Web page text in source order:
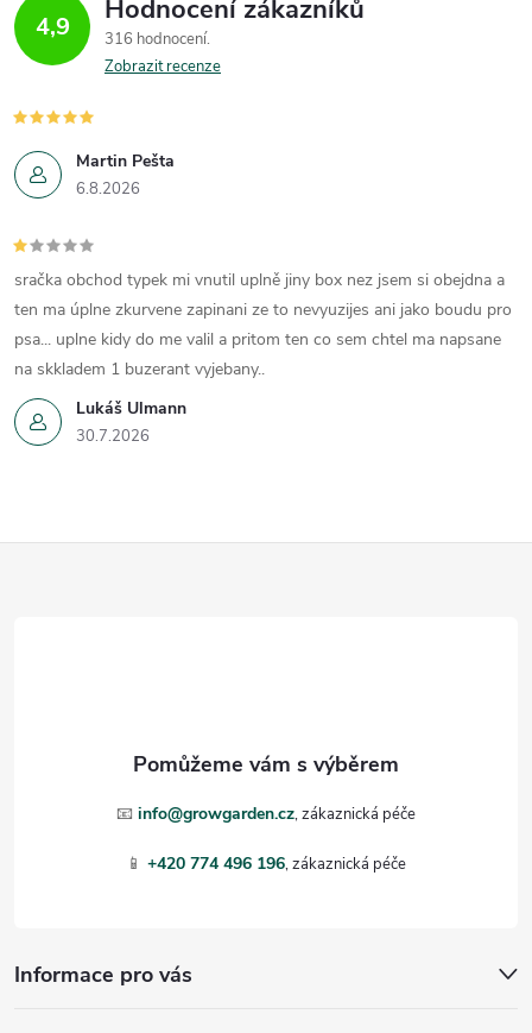
4,9 Hodnocení zákazníků
316 hodnocení
Zobrazit recenze
Martin Pešta
6.8.2026
Lukáš Ulmann
30.7.2026
sračka obchod typek mi vnutil uplně jiny box nez jsem si obejdna a
ten ma úplne zkurvene zapinani ze to nevyuzijes ani jako boudu pro
psa... uplne kidy do me valil a pritom ten co sem chtel ma napsane
na skkladem 1 buzerant vyjebany..
📧 info@growgarden.cz
📱 +420 774 496 196
Informace pro vás